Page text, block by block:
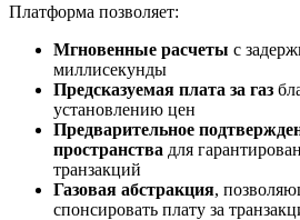
Платформа позволяет:
Мгновенные расчеты с
миллисекунды
Предсказуемая плата за газ
установлению цен
Предварительное
пространства для
транзакций
Газовая абстракция,
спонсировать плату за